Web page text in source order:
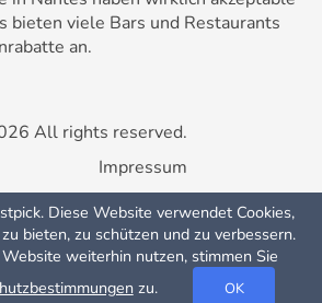
Kartenansicht
bieten viele Bars und Restaurants
an.
Diese Website verwendet Cookies,
bieten, zu schützen und zu verbessern.
weiterhin nutzen, stimmen Sie
zu. OK
All rights reserved.
Impressum
Datenschutzerklärung